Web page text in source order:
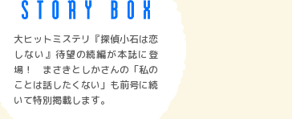
大ヒットミステリ『探偵小石は恋
しない』待望の続編が本誌に登
場！ まさきとしかさんの「私の
ことは話したくない」も前号に続
いて特別掲載します。